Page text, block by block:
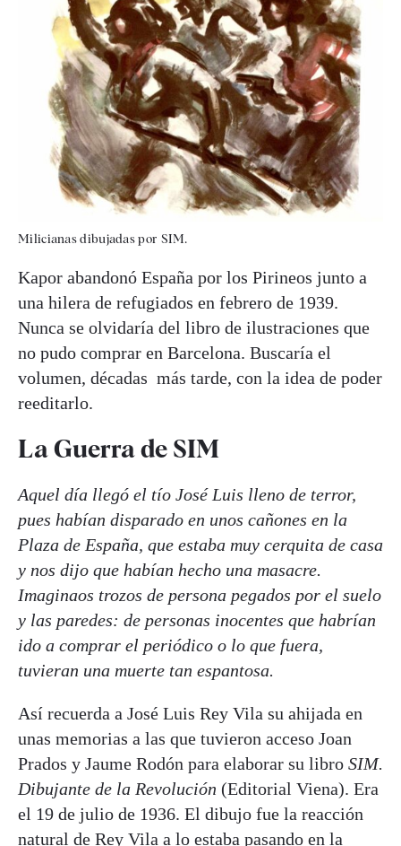
Milicianas dibujadas por SIM.
Kapor abandonó España por los Pirineos junto a
una hilera de refugiados en febrero de 1939.
Nunca se olvidaría del libro de ilustraciones que
no pudo comprar en Barcelona. Buscaría el
volumen, décadas más tarde, con la idea de poder
reeditarlo.
La Guerra de SIM
Aquel día llegó el tío José Luis lleno de terror,
pues habían disparado en unos cañones en la
Plaza de España, que estaba muy cerquita de casa
y nos dijo que habían hecho una masacre.
Imaginaos trozos de persona pegados por el suelo
y las paredes: de personas inocentes que habrían
ido a comprar el periódico o lo que fuera,
tuvieran una muerte tan espantosa.
Así recuerda a José Luis Rey Vila su ahijada en
unas memorias a las que tuvieron acceso Joan
Prados y Jaume Rodón para elaborar su libro SIM.
Dibujante de la Revolución (Editorial Viena). Era
el 19 de julio de 1936. El dibujo fue la reacción
natural de Rey Vila a lo estaba pasando en la